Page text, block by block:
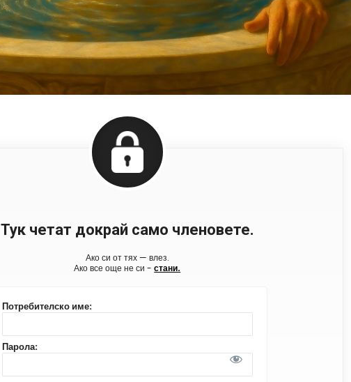
Тук четат докрай само членовете.
Ако си от тях — влез.
Ако все още не си -стани.
Потребителско име:
Парола: